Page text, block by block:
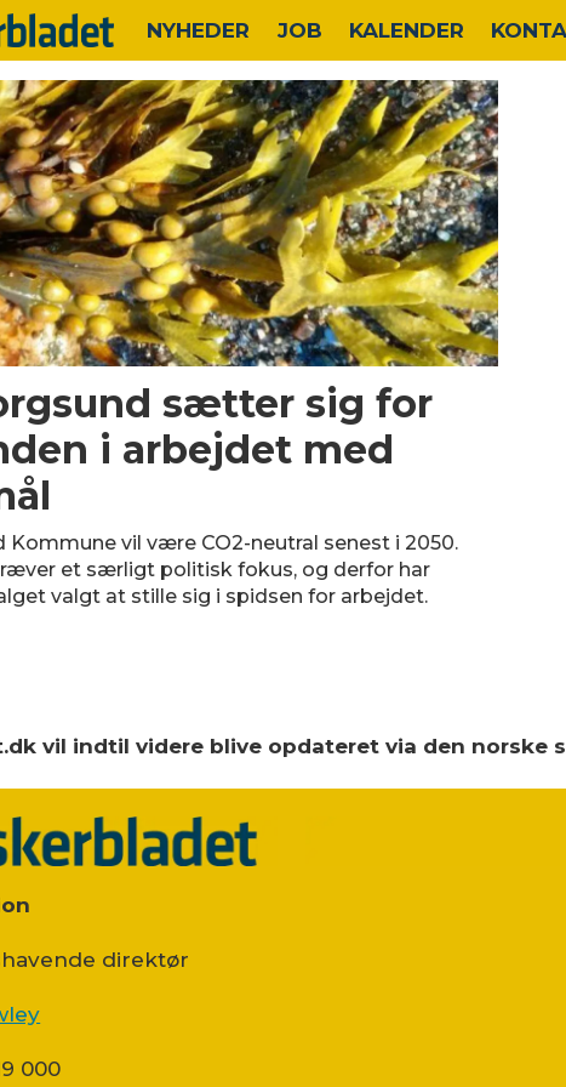
NYHEDER JOB KALENDER
sætter sig for
i arbejdet med
Kommune vil være CO2-neutral senest i 2050.
et særligt politisk fokus, og derfor har
valgt at stille sig i spidsen for arbejdet.
vil indtil videre blive opdateret via den norske
direktør
000